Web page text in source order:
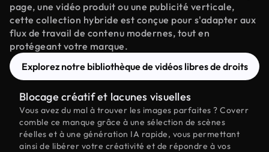
page, une vidéo produit ou une publicité verticale,
cette collection hybride est conçue pour s'adapter aux
flux de travail de contenu modernes, tout en
protégeant votre marque.
Explorez notre bibliothèque de vidéos libres de droits
Blocage créatif et lacunes visuelles
Vous avez du mal à trouver les images parfaites ? Coverr
comble ce manque grâce à une sélection de scènes
réelles et à une génération IA rapide, vous permettant
ainsi de libérer votre créativité et de répondre à vos